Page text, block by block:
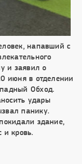
напавший с
и заявил о
июня в отделении
Обход.
удары
панику.
здание,
и кровь.